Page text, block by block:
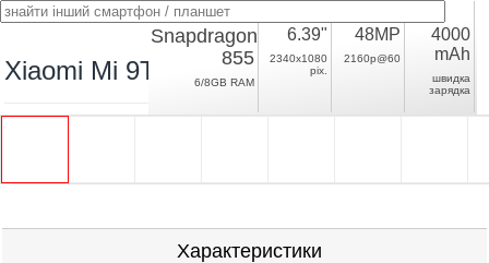
Xiaomi Mi 9T Pro
Snapdragon
855
6/8GB RAM
6.39"
2340x1080
pix.
48MP
2160p@60
4000
mAh
швидка
зарядка
Характеристики